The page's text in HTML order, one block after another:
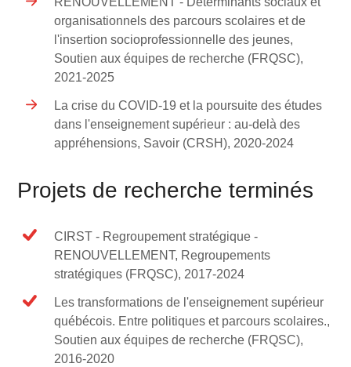
organisationnels des parcours scolaires et de
l'insertion socioprofessionnelle des jeunes,
Soutien aux équipes de recherche (FRQSC),
2021-2025
La crise du COVID-19 et la poursuite des études
dans l'enseignement supérieur : au-delà des
appréhensions, Savoir (CRSH), 2020-2024
Projets de recherche terminés
CIRST - Regroupement stratégique -
RENOUVELLEMENT, Regroupements
stratégiques (FRQSC), 2017-2024
Les transformations de l'enseignement supérieur
québécois. Entre politiques et parcours scolaires.,
Soutien aux équipes de recherche (FRQSC),
2016-2020